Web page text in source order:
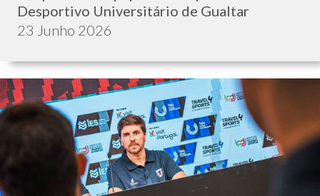
Desportivo Universitário de Gualtar
Data de publicação:
23 Junho 2026